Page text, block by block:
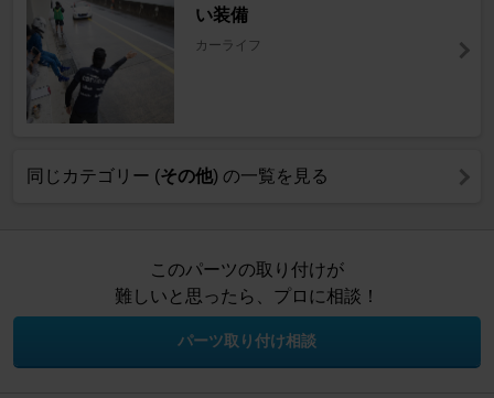
い装備
カーライフ
同じカテゴリー (その他) の一覧を見る
このパーツの取り付けが
難しいと思ったら、プロに相談！
パーツ取り付け相談